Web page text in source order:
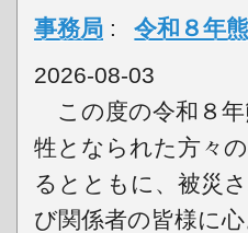
事務局 :
令和８年
2026-08-03
この度の令和８年
牲となられた方々
るとともに、被災
び関係者の皆様に